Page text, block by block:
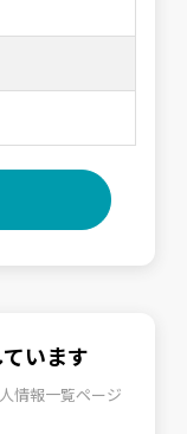
います
情報一覧ページ